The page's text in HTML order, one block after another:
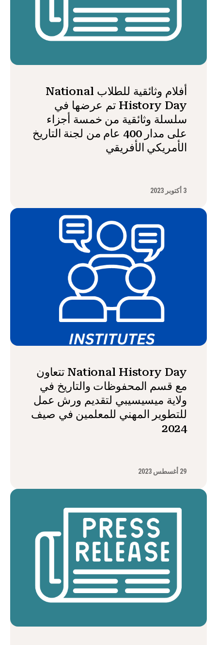
أفلام وثائقية للطلاب National
History Day تم عرضها في
سلسلة وثائقية من خمسة أجزاء
على مدار 400 عام من لجنة التاريخ
الأمريكي الأفريقي
3 أكتوبر 2023
National History Day تتعاون
مع قسم المحفوظات والتاريخ في
ولاية ميسيسيبي لتقديم ورش عمل
للتطوير المهني للمعلمين في صيف
2024
29 أغسطس 2023